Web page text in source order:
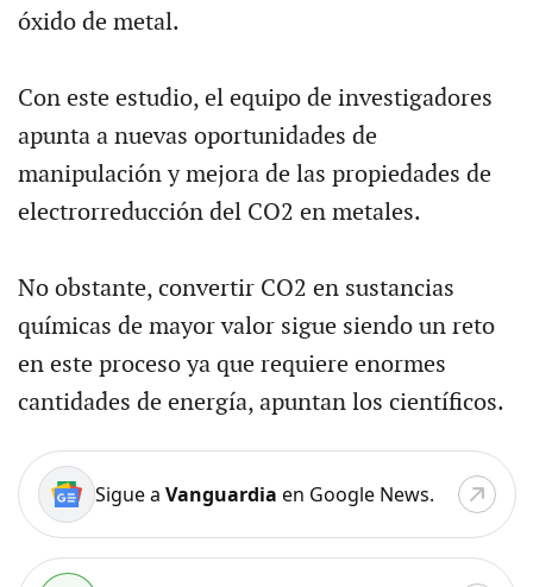
óxido de metal.
Con este estudio, el equipo de investigadores
apunta a nuevas oportunidades de
manipulación y mejora de las propiedades de
electrorreducción del CO2 en metales.
No obstante, convertir CO2 en sustancias
químicas de mayor valor sigue siendo un reto
en este proceso ya que requiere enormes
cantidades de energía, apuntan los científicos.
Sigue a Vanguardia en Google News.